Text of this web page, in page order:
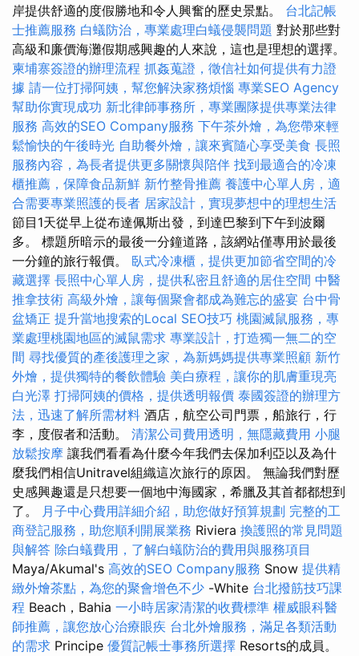
岸提供舒適的度假勝地和令人興奮的歷史景點。 台北記帳
士推薦服務 白蟻防治，專業處理白蟻侵襲問題 對於那些對
高級和廉價海灘假期感興趣的人來說，這也是理想的選擇。
柬埔寨簽證的辦理流程 抓姦蒐證，徵信社如何提供有力證
據 請一位打掃阿姨，幫您解決家務煩惱 專業SEO Agency
幫助你實現成功 新北律師事務所，專業團隊提供專業法律
服務 高效的SEO Company服務 下午茶外燴，為您帶來輕
鬆愉快的午後時光 自助餐外燴，讓來賓隨心享受美食 長照
服務內容，為長者提供更多關懷與陪伴 找到最適合的冷凍
櫃推薦，保障食品新鮮 新竹整骨推薦 養護中心單人房，適
合需要專業照護的長者 居家設計，實現夢想中的理想生活
節目1天從早上從布達佩斯出發，到達巴黎到下午到波爾
多。 標題所暗示的最後一分鐘道路，該網站僅專用於最後
一分鐘的旅行報價。 臥式冷凍櫃，提供更加節省空間的冷
藏選擇 長照中心單人房，提供私密且舒適的居住空間 中醫
推拿技術 高級外燴，讓每個聚會都成為難忘的盛宴 台中骨
盆矯正 提升當地搜索的Local SEO技巧 桃園滅鼠服務，專
業處理桃園地區的滅鼠需求 專業設計，打造獨一無二的空
間 尋找優質的產後護理之家，為新媽媽提供專業照顧 新竹
外燴，提供獨特的餐飲體驗 美白療程，讓你的肌膚重現亮
白光澤 打掃阿姨的價格，提供透明報價 泰國簽證的辦理方
法，迅速了解所需材料 酒店，航空公司門票，船旅行，行
李，度假者和活動。 清潔公司費用透明，無隱藏費用 小腿
放鬆按摩 讓我們看看為什麼今年我們去保加利亞以及為什
麼我們相信Unitravel組織這次旅行的原因。 無論我們對歷
史感興趣還是只想要一個地中海國家，希臘及其首都都想到
了。 月子中心費用詳細介紹，助您做好預算規劃 完整的工
商登記服務，助您順利開展業務 Riviera 換護照的常見問題
與解答 除白蟻費用，了解白蟻防治的費用與服務項目
Maya/Akumal's 高效的SEO Company服務 Snow 提供精
緻外燴茶點，為您的聚會增色不少 -White 台北撥筋技巧課
程 Beach，Bahia 一小時居家清潔的收費標準 權威眼科醫
師推薦，讓您放心治療眼疾 台北外燴服務，滿足各類活動
的需求 Principe 優質記帳士事務所選擇 Resorts的成員。